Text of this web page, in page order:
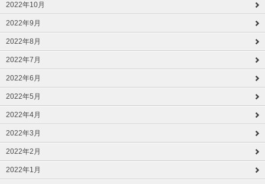
2022年10月
2022年9月
2022年8月
2022年7月
2022年6月
2022年5月
2022年4月
2022年3月
2022年2月
2022年1月